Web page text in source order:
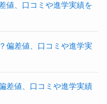
値、口コミや進学実績を
偏差値、口コミや進学実
差値、口コミや進学実績